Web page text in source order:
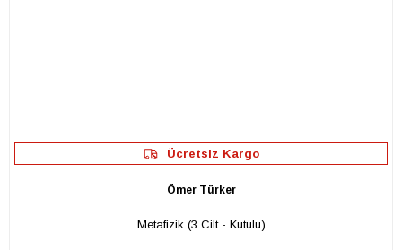
Ücretsiz Kargo
Ömer Türker
Metafizik (3 Cilt - Kutulu)